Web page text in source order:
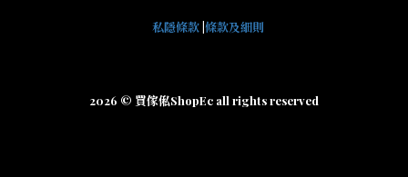
私隱條款 條款及細則
2026 © 買傢俬ShopEc all rights reserved